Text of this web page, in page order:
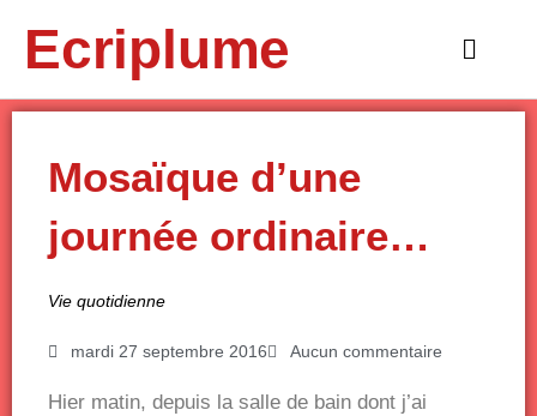
contenuEcriplume
Main
Mosaïque d’une
journée ordinaire…
Vie quotidienne
mardi 27 septembre 2016 Aucun commentaire
Hier matin, depuis la salle de bain dont j’ai